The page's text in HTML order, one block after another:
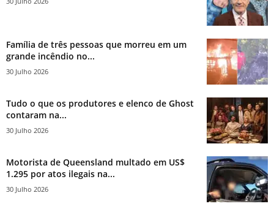
Família de três pessoas que morreu em um
grande incêndio no...
30 Julho 2026
Tudo o que os produtores e elenco de Ghost
contaram na...
30 Julho 2026
Motorista de Queensland multado em US$
1.295 por atos ilegais na...
30 Julho 2026